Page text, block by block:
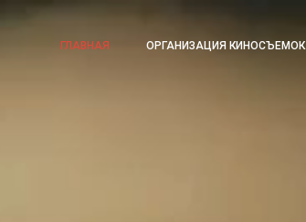
ГЛАВНАЯ ОРГАНИЗАЦИЯ КИНОСЪЕМОК